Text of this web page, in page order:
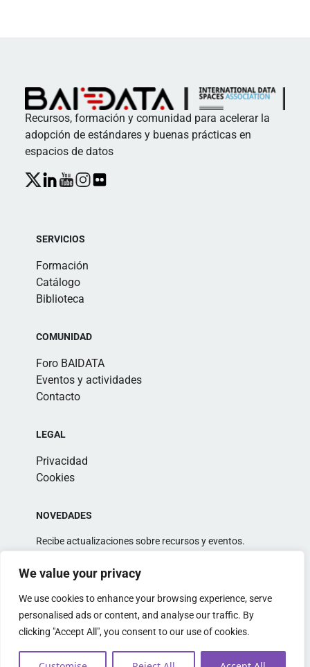
We value your privacy
We use cookies to enhance your browsing experience, serve
personalised ads or content, and analyse our traffic. By
clicking "Accept All", you consent to our use of cookies.
Recursos, formación y comunidad para acelerar la
adopción de estándares y buenas prácticas en
espacios de datos
SERVICIOS
Formación
Catálogo
Biblioteca
COMUNIDAD
Foro BAIDATA
Eventos y actividades
Contacto
LEGAL
Privacidad
Cookies
NOVEDADES
Recibe actualizaciones sobre recursos y eventos.